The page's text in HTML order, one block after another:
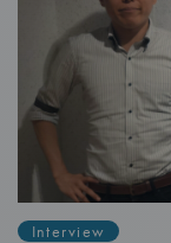
Interview